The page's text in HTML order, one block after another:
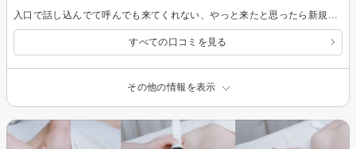
すべての口コミを見る
その他の情報を表示